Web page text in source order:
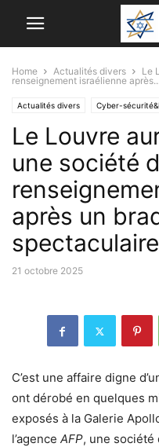
Home Actualités divers
Le
renseignement israélienne
Actualités divers Cyber-
SCIENCE ET TECHNOLOGIE
Le Louvre
une société
après un
spectaculaire
21 octobre 2025
C’est une affaire digne
ont dérobé en quelques
exposés à la Galerie
l’agence AFP, une société